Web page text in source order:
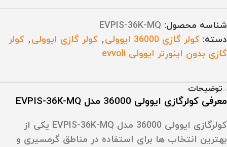
شناسه محصول: EVPIS-36K-MQ
دسته: کولر گازی 36000 ایوولی , کولر گازی ایوولی, کولر
گازی بدون اینورتر ایوولی evvoli
توضیحات
معرفی کولرگازی ایوولی 36000 مدل EVPIS-36K-MQ
کولرگازی ایوولی 36000 مدل EVPIS-36K-MQ یکی از
بهترین انتخاب‌ ها برای استفاده در مناطق گرمسیری و